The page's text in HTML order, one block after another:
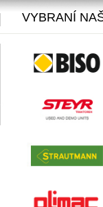
VYBRANÍ